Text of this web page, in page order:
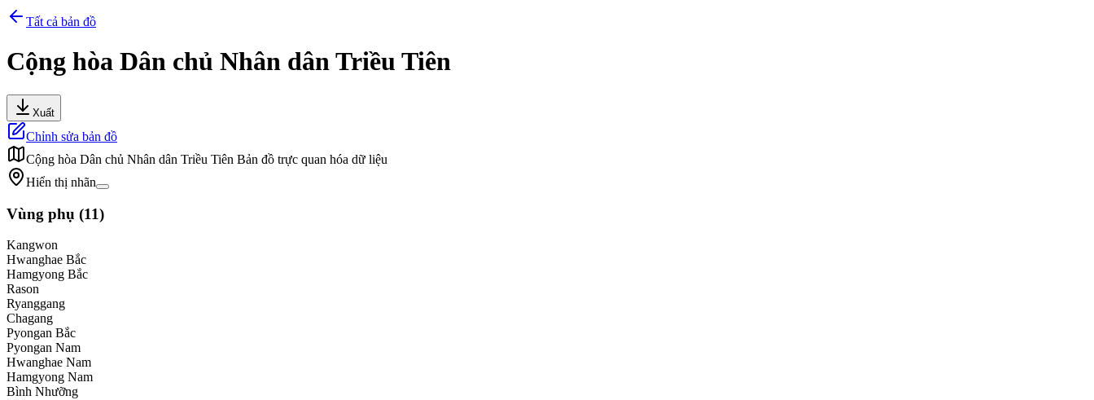
Tất cả bản đồ
Cộng hòa Dân chủ Nhân dân Triều Tiên
Xuất
Chỉnh sửa bản đồ
Cộng hòa Dân chủ Nhân dân Triều Tiên Bản đồ trực quan hóa dữ liệu
Hiển thị nhãn
Vùng phụ (11)
Kangwon
Hwanghae Bắc
Hamgyong Bắc
Rason
Ryanggang
Chagang
Pyongan Bắc
Pyongan Nam
Hwanghae Nam
Hamgyong Nam
Bình Nhưỡng